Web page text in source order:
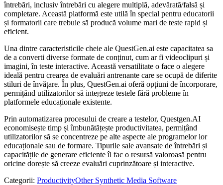
întrebări, inclusiv întrebări cu alegere multiplă, adevărată/falsă și
completare. Această platformă este utilă în special pentru educatorii
și formatorii care trebuie să producă volume mari de teste rapid și
eficient.
Una dintre caracteristicile cheie ale QuestGen.ai este capacitatea sa
de a converti diverse formate de conținut, cum ar fi videoclipuri și
imagini, în teste interactive. Această versatilitate o face o alegere
ideală pentru crearea de evaluări antrenante care se ocupă de diferite
stiluri de învățare. În plus, QuestGen.ai oferă opțiuni de încorporare,
permițând utilizatorilor să integreze testele fără probleme în
platformele educaționale existente.
Prin automatizarea procesului de creare a testelor, Questgen.AI
economisește timp și îmbunătățește productivitatea, permițând
utilizatorilor să se concentreze pe alte aspecte ale programelor lor
educaționale sau de formare. Tipurile sale avansate de întrebări și
capacitățile de generare eficiente îl fac o resursă valoroasă pentru
oricine dorește să creeze evaluări cuprinzătoare și interactive.
Categorii: ProductivityOther Synthetic Media Software